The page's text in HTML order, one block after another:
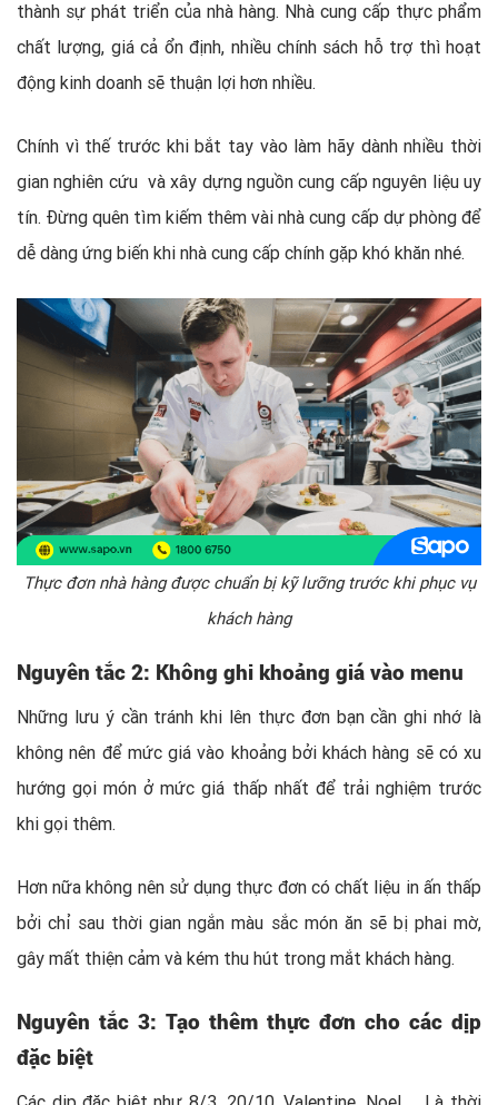
thành sự phát triển của nhà hàng. Nhà cung cấp thực phẩm
chất lượng, giá cả ổn định, nhiều chính sách hỗ trợ thì hoạt
động kinh doanh sẽ thuận lợi hơn nhiều.
Chính vì thế trước khi bắt tay vào làm hãy dành nhiều thời
gian nghiên cứu và xây dựng nguồn cung cấp nguyên liệu uy
tín. Đừng quên tìm kiếm thêm vài nhà cung cấp dự phòng để
dễ dàng ứng biến khi nhà cung cấp chính gặp khó khăn nhé.
Thực đơn nhà hàng được chuẩn bị kỹ lưỡng trước khi phục vụ
khách hàng
Nguyên tắc 2: Không ghi khoảng giá vào menu
Những lưu ý cần tránh khi lên thực đơn bạn cần ghi nhớ là
không nên để mức giá vào khoảng bởi khách hàng sẽ có xu
hướng gọi món ở mức giá thấp nhất để trải nghiệm trước
khi gọi thêm.
Hơn nữa không nên sử dụng thực đơn có chất liệu in ấn thấp
bởi chỉ sau thời gian ngắn màu sắc món ăn sẽ bị phai mờ,
gây mất thiện cảm và kém thu hút trong mắt khách hàng.
Nguyên tắc 3: Tạo thêm thực đơn cho các dịp
đặc biệt